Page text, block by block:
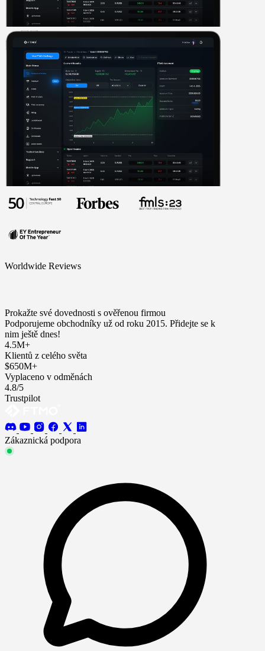
Worldwide Reviews
Prokažte své dovednosti s ověřenou firmou
Podporujeme obchodníky už od roku 2015. Přidejte se k
nim ještě dnes!
4.5M+
Klientů z celého světa
$650M+
Vyplaceno v odměnách
4.8/5
Trustpilot
Zákaznická podpora